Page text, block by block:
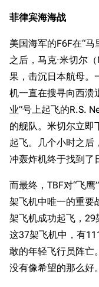
菲律宾海海战
美国海军的F6F在“
之后，马克·米切尔
果，击沉日本航母。
机一直在搜寻向西溃
业”号上起飞的R.S.
的舰队。米切尔立即
起飞。几个小时之后
冲轰炸机终于找到了
而最终，TBF对“飞
架飞机中唯一的重要
架飞机成功起飞，29
这37架飞机中，有
敢的年轻飞行员阵亡
没有像希望的那么好。